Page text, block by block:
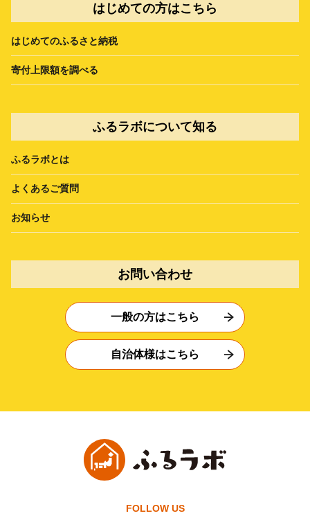
はじめての方はこちら
はじめてのふるさと納税
寄付上限額を調べる
ふるラボについて知る
ふるラボとは
よくあるご質問
お知らせ
お問い合わせ
一般の方はこちら
自治体様はこちら
FOLLOW US